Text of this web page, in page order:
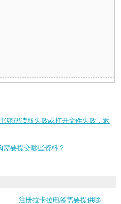
密码读取失败或打开文件失败，返
要提交哪些资料？
注册拉卡拉电签需要提供哪